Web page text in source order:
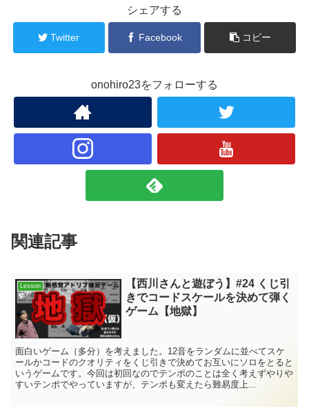
シェアする
Twitter Facebook コピー
onohiro23をフォローする
関連記事
Lesson
【西川さんと遊ぼう】#24 くじ引
きでコードスケールを決めて弾く
ゲーム【地獄】
面白いゲーム（多分）を考えました。12音をランダムに並べてスケ
ールかコードのクオリティをくじ引きで決めてお互いにソロをとると
いうゲームです。今回は初回なのでテンポのことは全く考えずやりや
すいテンポでやっていますが、テンポも変えたら難易度上...